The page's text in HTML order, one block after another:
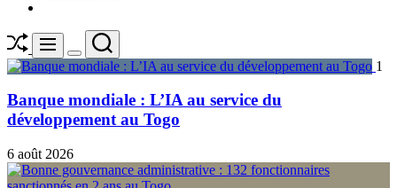
ShuffleMenu
Switch
color
Search
1
Banque mondiale : L’IA au service du
développement au Togo
6 août 2026